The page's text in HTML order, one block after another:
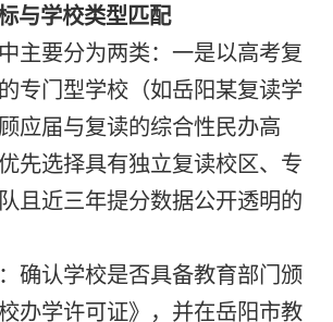
与学校类型匹配
主要分为两类：一是以高考复
专门型学校（如岳阳某复读学
应届与复读的综合性民办高
先选择具有独立复读校区、专
且近三年提分数据公开透明的
：确认学校是否具备教育部门颁
办学许可证》，并在岳阳市教